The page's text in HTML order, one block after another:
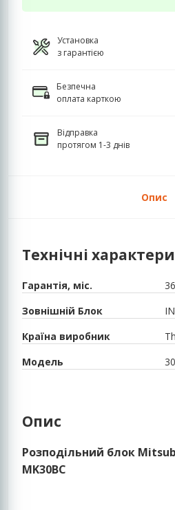
Установка
з гарантією
Безпечна
оплата карткою
Відправка
протягом 1-3 днів
Опис
Технічні
Гарантія, міс.
36
Зовнішній Блок
Країна виробник
Модель
30
Опис
Розподільний блок
MK30BC